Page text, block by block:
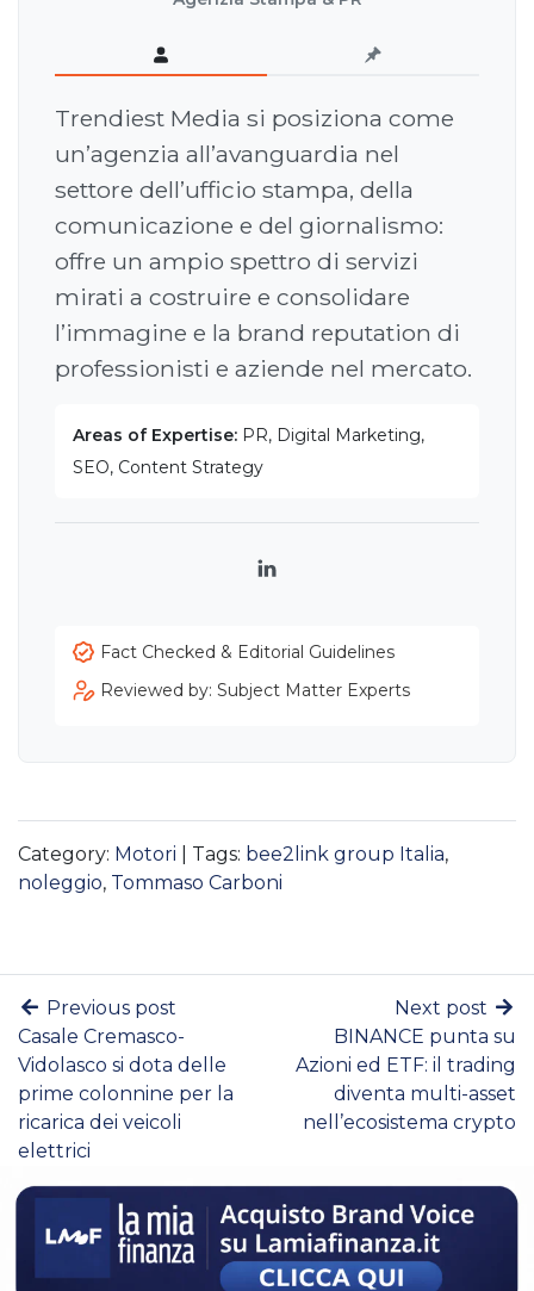
Trendiest Media si posiziona come
un’agenzia all’avanguardia nel
settore dell’ufficio stampa, della
comunicazione e del giornalismo:
offre un ampio spettro di servizi
mirati a costruire e consolidare
l’immagine e la brand reputation di
professionisti e aziende nel mercato.
Areas of Expertise: PR, Digital Marketing,
SEO, Content Strategy
LinkedIn
Fact Checked & Editorial Guidelines
Reviewed by: Subject Matter Experts
Category: Motori | Tags: bee2link group Italia,
noleggio, Tommaso Carboni
Previous post
Casale Cremasco-
Vidolasco si dota delle
prime colonnine per la
ricarica dei veicoli
elettrici
Next post
BINANCE punta su
Azioni ed ETF: il trading
diventa multi-asset
nell’ecosistema crypto